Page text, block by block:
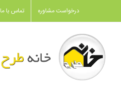
to
content
تماس با ما درخواست مشاوره